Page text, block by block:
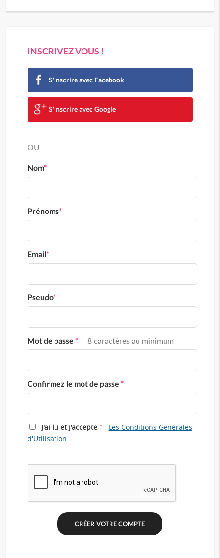
INSCRIVEZ VOUS !
S'inscrire avec Facebook
S'inscrire avec Google
OU
Nom*
Prénoms*
Email*
Pseudo*
Mot de passe * 8 caractères au minimum
Confirmez le mot de passe *
J'ai lu et j'accepte *
Les Conditions Générales
d'Utilisation